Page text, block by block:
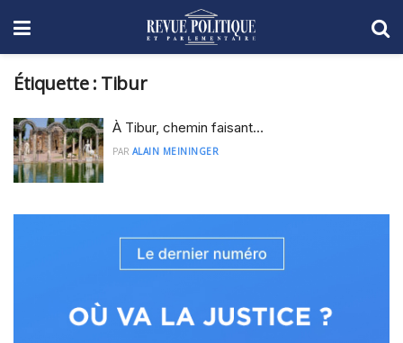
Étiquette : Tibur
À Tibur, chemin faisant…
PAR ALAIN MEININGER